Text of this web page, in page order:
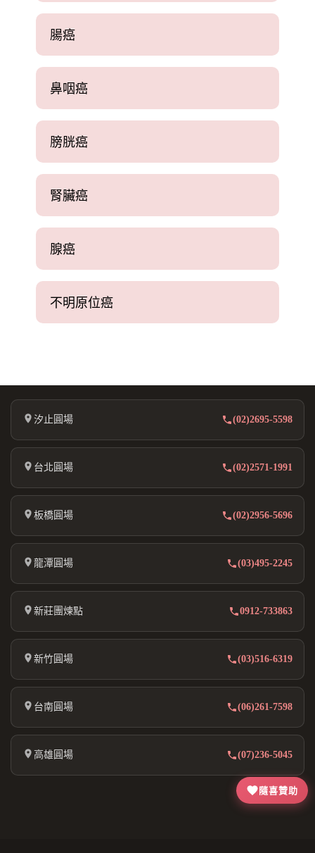
隨喜贊助
腸癌
鼻咽癌
膀胱癌
腎臟癌
腺癌
不明原位癌
汐止圓場 (02)2695-5598
台北圓場 (02)2571-1991
板橋圓場 (02)2956-5696
龍潭圓場 (03)495-2245
新莊團煉點 0912-733863
新竹圓場 (03)516-6319
台南圓場 (06)261-7598
高雄圓場 (07)236-5045